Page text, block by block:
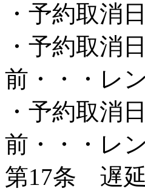
・予約取消
・予約取消
前・・・レ
・予約取消
前・・・レ
第17条 遅